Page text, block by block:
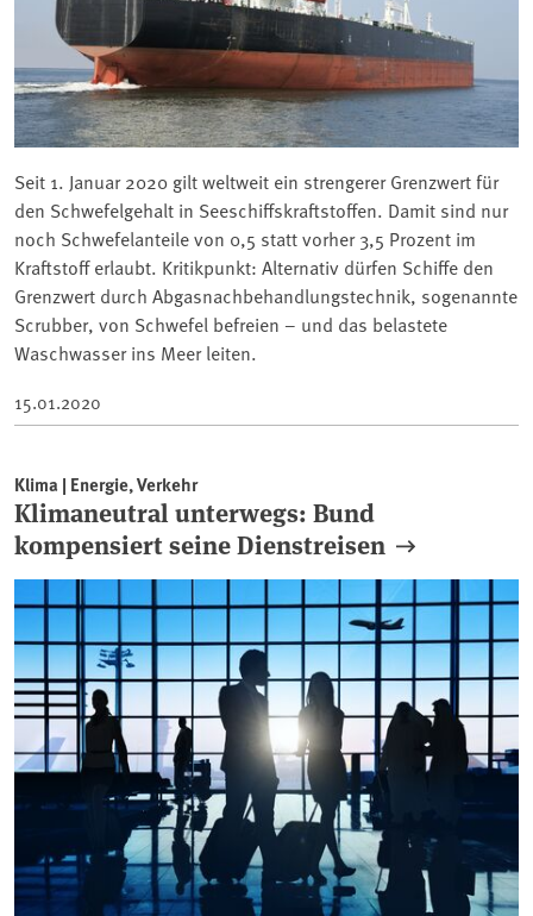
Seit 1. Januar 2020 gilt weltweit ein strengerer Grenzwert für
den Schwefelgehalt in Seeschiffskraftstoffen. Damit sind nur
noch Schwefelanteile von 0,5 statt vorher 3,5 Prozent im
Kraftstoff erlaubt. Kritikpunkt: Alternativ dürfen Schiffe den
Grenzwert durch Abgasnachbehandlungstechnik, sogenannte
Scrubber, von Schwefel befreien – und das belastete
Waschwasser ins Meer leiten.
15.01.2020
Klima | Energie, Verkehr
Klimaneutral unterwegs: Bund
kompensiert seine Dienstreisen